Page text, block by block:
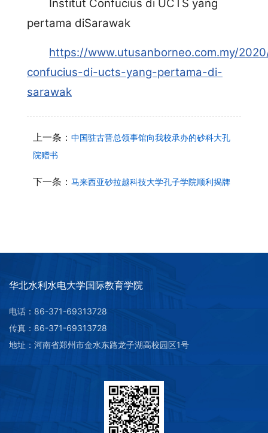
Institut Confucius di UCTS yang
pertama diSarawak
https://www.utusanborneo.com.my/
confucius-di-ucts-yang-pertama-di-
sarawak
上一条： 中国驻古晋总领事馆向我校承办的砂科大孔
院赠书
下一条： 马来西亚砂拉越科技大学孔子学院顺利揭牌
华北水利水电大学国际教育学院
电话：86-371-69313728
传真：86-371-69313728
地址：河南省郑州市金水东路龙子湖高校园区1号